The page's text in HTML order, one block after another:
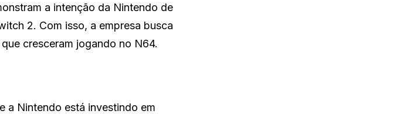
a intenção da Nintendo de
2. Com isso, a empresa busca
cresceram jogando no N64.
a Nintendo está investindo em